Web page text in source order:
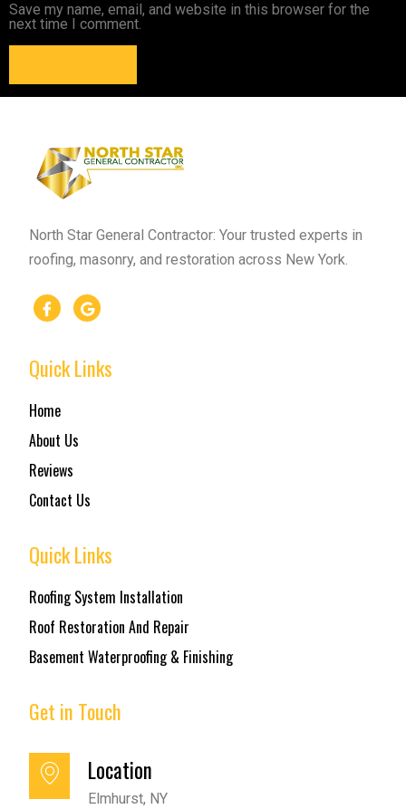
Save my name, email, and website in this browser for the
next time I comment.
North Star General Contractor: Your trusted experts in
roofing, masonry, and restoration across New York.
Quick Links
Home
About Us
Reviews
Contact Us
Quick Links
Roofing System Installation
Roof Restoration And Repair
Basement Waterproofing & Finishing
Get in Touch
Location
Elmhurst, NY